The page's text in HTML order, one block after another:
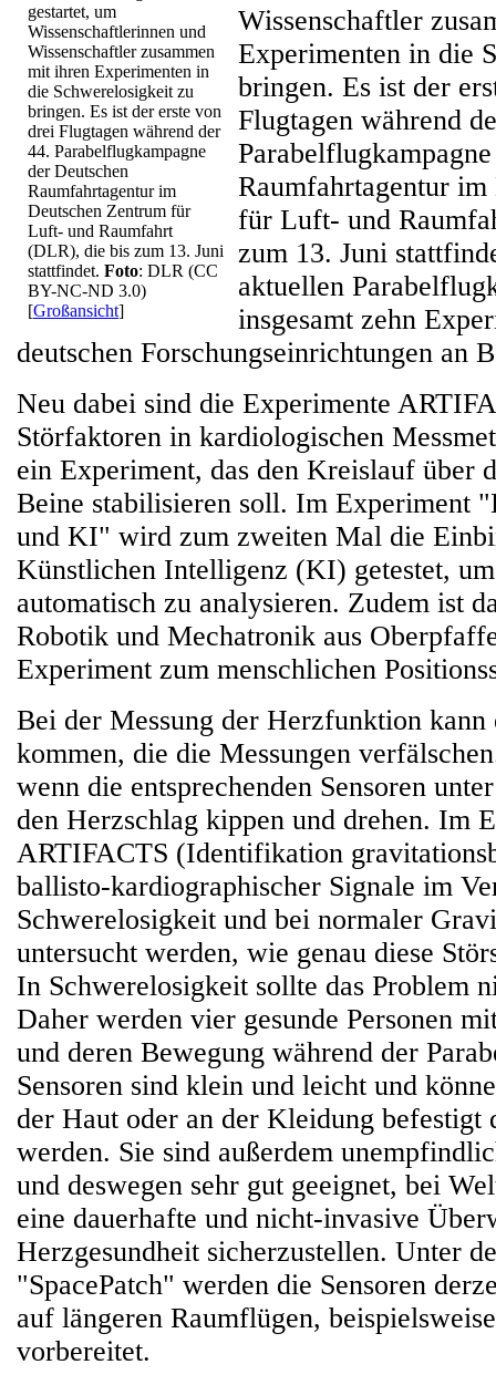
gestartet, um
Wissenschaftlerinnen und
Wissenschaftler zusammen
mit ihren Experimenten in
die Schwerelosigkeit zu
bringen. Es ist der erste von
drei Flugtagen während der
44. Parabelflugkampagne
der Deutschen
Raumfahrtagentur im
Deutschen Zentrum für
Luft- und Raumfahrt
(DLR), die bis zum 13. Juni
stattfindet. Foto: DLR (CC
BY-NC-ND 3.0)
[Großansicht]
Wissenschaftler
Experimenten in die
bringen. Es ist der
Flugtagen während
Raumfahrtagentur
für Luft- und
zum 13. Juni
aktuellen
insgesamt zehn
deutschen Forschungseinrichtungen an
Neu dabei sind die Experimente
Störfaktoren in kardiologischen
ein Experiment, das den Kreislauf über
Beine stabilisieren soll. Im Experiment
und KI" wird zum zweiten Mal die
Künstlichen Intelligenz (KI) getestet,
automatisch zu analysieren. Zudem ist
Robotik und Mechatronik aus
Experiment zum menschlichen
Bei der Messung der Herzfunktion kann
kommen, die die Messungen
wenn die entsprechenden Sensoren
den Herzschlag kippen und drehen. Im
ARTIFACTS (Identifikation
ballisto-kardiographischer Signale im
Schwerelosigkeit und bei normaler
untersucht werden, wie genau diese
In Schwerelosigkeit sollte das Problem
Daher werden vier gesunde Personen
und deren Bewegung während der
Sensoren sind klein und leicht und
der Haut oder an der Kleidung befestigt
werden. Sie sind außerdem
und deswegen sehr gut geeignet, bei
eine dauerhafte und nicht-invasive
Herzgesundheit sicherzustellen. Unter
"SpacePatch" werden die Sensoren
auf längeren Raumflügen,
vorbereitet.